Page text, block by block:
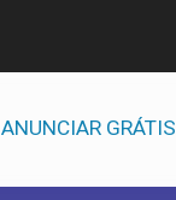
ANUNCIAR GRÁTIS